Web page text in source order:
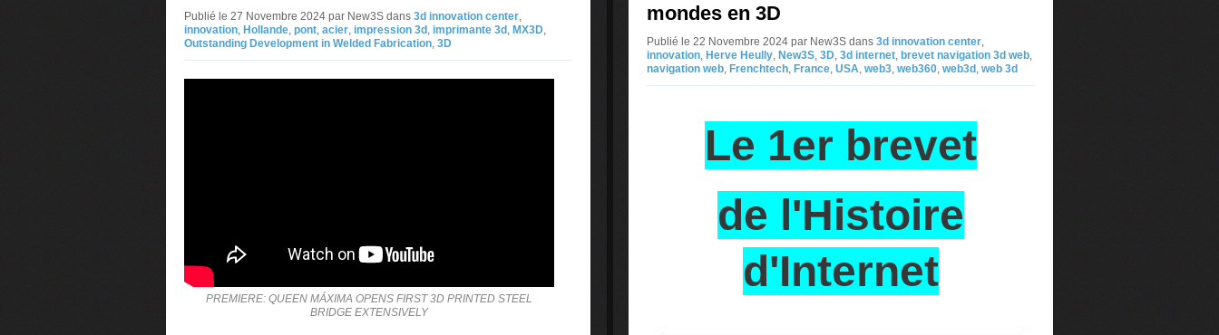
Publié le 27 Novembre 2024 par New3S dans 3d innovation center,
innovation, Hollande, pont, acier, impression 3d , imprimante 3d , MX3D,
Outstanding Development in Welded Fabrication, 3D
PREMIERE: QUEEN MÁXIMA OPENS FIRST 3D PRINTED STEEL
BRIDGE EXTENSIVELY
mondes en 3D
Publié le 22 Novembre 2024 par New3S dans 3d innovation center,
innovation, Herve Heully, New3S, 3D, 3d internet, brevet navigation 3d web,
navigation web, Frenchtech, France, USA, web3, web360, web3d , web 3d
Le 1er brevet
de l'Histoire
d'Internet